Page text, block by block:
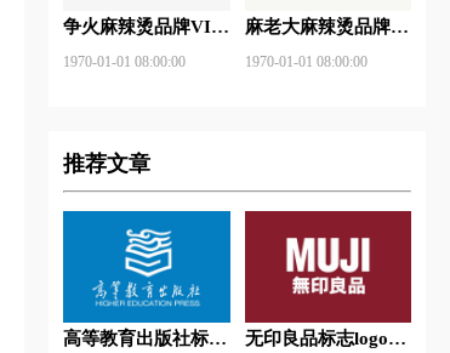
争火麻辣烫品牌VI设
1970-01-01 08:00:00
麻老大麻辣烫品牌VI
1970-01-01 08:00:00
推荐文章
高等教育出版社标志
无印良品标志logo图